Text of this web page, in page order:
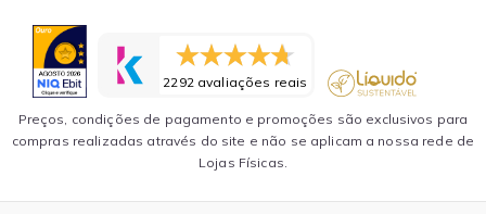
2292 avaliações reais
Preços, condições de pagamento e promoções são exclusivos para
compras realizadas através do site e não se aplicam a nossa rede de
Lojas Físicas.